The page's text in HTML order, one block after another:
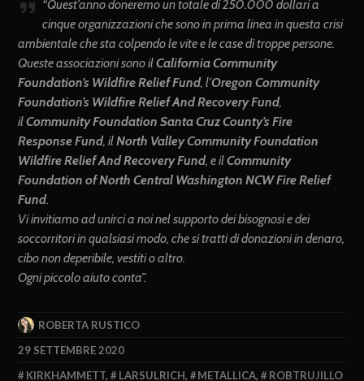
“Quest’anno doneremo un totale di 250.000 dollari a
cinque organizzazioni che sono in prima linea in questa crisi
ambientale che sta colpendo le vite e le case di troppe persone.
Queste associazioni sono ilCalifornia Community
Foundation’s Wildfire Relief Fund, l’Oregon Community
Foundation’s Wildfire Relief And Recovery Fund,
ilCommunity Foundation Santa Cruz County’s Fire
Response Fund, ilNorth Valley Community Foundation
Wildfire Relief And Recovery Fund, e ilCommunity
Foundation of North Central Washington NCW Fire Relief
Fund.
Vi invitiamo ad unirci a noi nel supporto dei bisognosi e dei
soccorritori in qualsiasi modo, che si tratti di donazioni in denaro,
cibo non deperibile, vestiti o altro.
Ogni piccolo aiuto conta”.
ROBERTA RUSTICO
29 SETTEMBRE 2020
KIRKHAMMETT, LARSULRICH, METALLICA, ROBTRUJILLO